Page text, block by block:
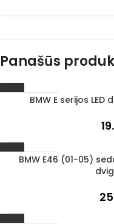
Panašūs
1–3 d. d.
BMW E serijos
1–3 d. d.
BMW E46 (01-05)